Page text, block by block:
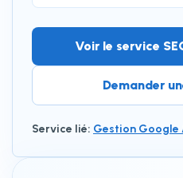
Voir le service
Demander
Service lié: Gestion Google